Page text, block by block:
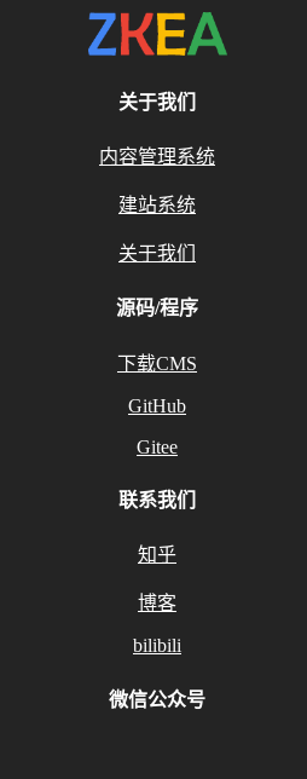
关于我们
内容管理系统
建站系统
关于我们
源码/程序
下载CMS
GitHub
Gitee
联系我们
知乎
博客
bilibili
微信公众号